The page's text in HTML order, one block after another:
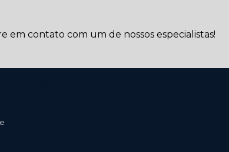
em contato com um de nossos especialistas!